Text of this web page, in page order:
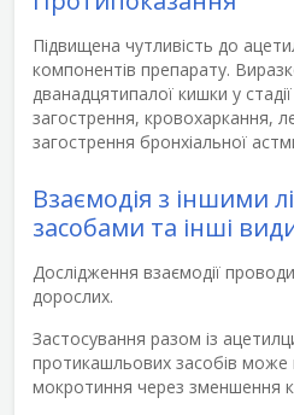
Підвищена чутливість до
компонентів препарату.
дванадцятипалої кишки у стадії
загострення, кровохаркання,
загострення бронхіальної
Взаємодія з іншими
засобами та інші
Дослідження взаємодії
дорослих.
Застосування разом із
протикашльових засобів може
мокротиння через зменшення